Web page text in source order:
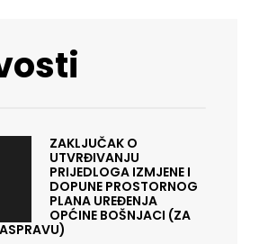
ZAKLJUČAK O
UTVRĐIVANJU
PRIJEDLOGA IZMJENE I
DOPUNE PROSTORNOG
PLANA UREĐENJA
OPĆINE BOŠNJACI (ZA